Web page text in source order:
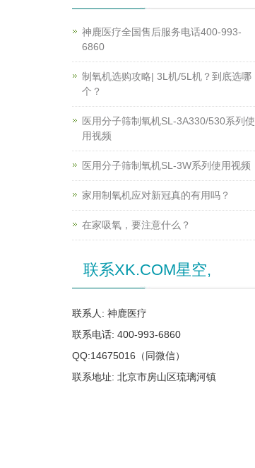
神鹿医疗全国售后服务电话400-993-
6860
制氧机选购攻略| 3L机/5L机？到底选哪
个？
医用分子筛制氧机SL-3A330/530系列使
用视频
医用分子筛制氧机SL-3W系列使用视频
家用制氧机应对新冠真的有用吗？
在家吸氧，要注意什么？
联系XK.COM星空,
联系人: 神鹿医疗
联系电话: 400-993-6860
QQ:14675016（同微信）
联系地址: 北京市房山区琉璃河镇